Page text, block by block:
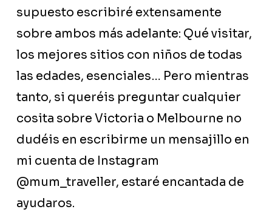
supuesto escribiré extensamente
sobre ambos más adelante: Qué visitar,
los mejores sitios con niños de todas
las edades, esenciales… Pero mientras
tanto, si queréis preguntar cualquier
cosita sobre Victoria o Melbourne no
dudéis en escribirme un mensajillo en
mi cuenta de Instagram
@mum_traveller, estaré encantada de
ayudaros.